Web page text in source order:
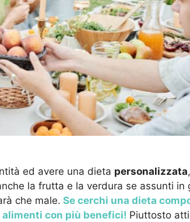
ed avere una dieta personalizzata
la frutta e la verdura se assunti in
che male. Se cerchi una dieta
con più benefici! Piuttosto